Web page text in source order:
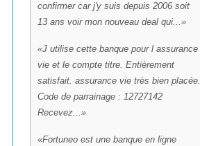
confirmer car j'y suis depuis 2006 soit
13 ans voir mon nouveau deal qui...
J utilise cette banque pour l assurance
vie et le compte titre. Entièrement
satisfait. assurance vie très bien placée.
Code de parrainage : 12727142
Recevez...
Fortuneo est une banque en ligne